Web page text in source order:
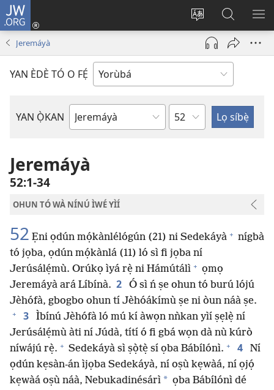
JW.ORG
Yí
èdè
ìkànnì
pa
Wọlé
(opens
window)
Wa
JW.ORG
Jeremáyà
YAN ÈDÈ TÓ O FẸ́
YAN Ọ̀KAN
Ìwé
Orí
Jeremáyà
52:1-34
OHUN TÓ WÀ NÍNÚ ÌWÉ YÌÍ
52 Ẹni ọdún mọ́kànlélógún (21) ni Sedekáyà + nígbà
tó jọba, ọdún mọ́kànlá (11) ló sì fi jọba ní
Jerúsálẹ́mù. Orúkọ ìyá rẹ̀ ni Hámútálì + ọmọ
Jeremáyà ará Líbínà. 2
Ó sì ń ṣe ohun tó burú lójú
Jèhófà, gbogbo ohun tí Jèhóákímù ṣe ni òun náà ṣe.
+ 3
Ìbínú Jèhófà ló mú kí àwọn nǹkan yìí ṣẹlẹ̀ ní
Jerúsálẹ́mù àti ní Júdà, títí ó fi gbá wọn dà nù kúrò
níwájú rẹ̀. + Sedekáyà sì ṣọ̀tẹ̀ sí ọba Bábílónì. + 4
Ní
ọdún kẹsàn-án ìjọba Sedekáyà, ní oṣù kẹwàá, ní ọjọ́
kẹwàá oṣù náà, Nebukadinésárì * ọba Bábílónì dé